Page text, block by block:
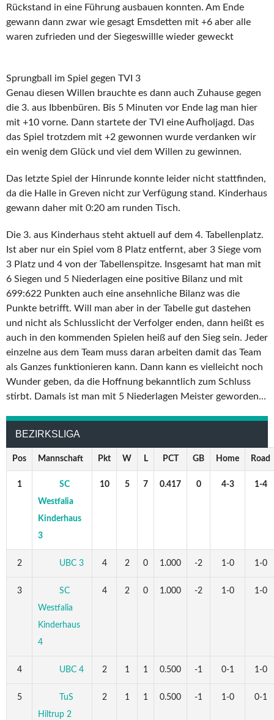
Rückstand in eine Führung ausbauen konnten. Am Ende
gewann dann zwar wie gesagt Emsdetten mit +6 aber alle
waren zufrieden und der Siegeswillle wieder geweckt
Sprungball im Spiel gegen TVI 3
Genau diesen Willen brauchte es dann auch Zuhause gegen
die 3. aus Ibbenbüren. Bis 5 Minuten vor Ende lag man hier
mit +10 vorne. Dann startete der TVI eine Aufholjagd. Das
das Spiel trotzdem mit +2 gewonnen wurde verdanken wir
ein wenig dem Glück und viel dem Willen zu gewinnen.
Das letzte Spiel der Hinrunde konnte leider nicht stattfinden,
da die Halle in Greven nicht zur Verfügung stand. Kinderhaus
gewann daher mit 0:20 am runden Tisch.
Die 3. aus Kinderhaus steht aktuell auf dem 4. Tabellenplatz.
Ist aber nur ein Spiel vom 8 Platz entfernt, aber 3 Siege vom
3 Platz und 4 von der Tabellenspitze. Insgesamt hat man mit
6 Siegen und 5 Niederlagen eine positive Bilanz und mit
699:622 Punkten auch eine ansehnliche Bilanz was die
Punkte betrifft. Will man aber in der Tabelle gut dastehen
und nicht als Schlusslicht der Verfolger enden, dann heißt es
auch in den kommenden Spielen heiß auf den Sieg sein. Jeder
einzelne aus dem Team muss daran arbeiten damit das Team
als Ganzes funktionieren kann. Dann kann es vielleicht noch
Wunder geben, da die Hoffnung bekanntlich zum Schluss
stirbt. Damals ist man mit 5 Niederlagen Meister geworden…
BEZIRKSLIGA
Pos Mannschaft Pkt W L PCT GB Home Road
1 SC
Westfalia
Kinderhaus
3
10 5 7 0.417 0 4-3 1-4
2 UBC 3 4 2 0 1.000 -2 1-0 1-0
3 SC
Westfalia
Kinderhaus
4
4 2 0 1.000 -2 1-0 1-0
4 UBC 4 2 1 1 0.500 -1 0-1 1-0
5 TuS
Hiltrup 2
2 1 1 0.500 -1 1-0 0-1